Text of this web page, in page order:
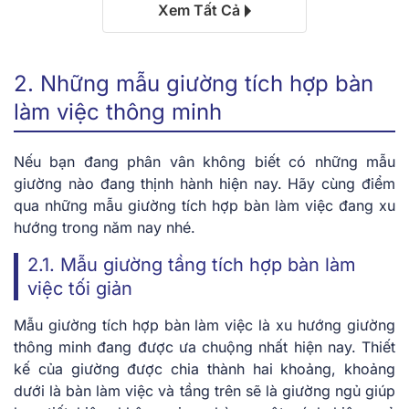
Xem Tất Cả
2. Những mẫu giường tích hợp bàn
làm việc thông minh
Nếu bạn đang phân vân không biết có những mẫu
giường nào đang thịnh hành hiện nay. Hãy cùng điểm
qua những mẫu giường tích hợp bàn làm việc đang xu
hướng trong năm nay nhé.
2.1. Mẫu giường tầng tích hợp bàn làm
việc tối giản
Mẫu giường tích hợp bàn làm việc là xu hướng giường
thông minh đang được ưa chuộng nhất hiện nay. Thiết
kế của giường được chia thành hai khoảng, khoảng
dưới là bàn làm việc và tầng trên sẽ là giường ngủ giúp